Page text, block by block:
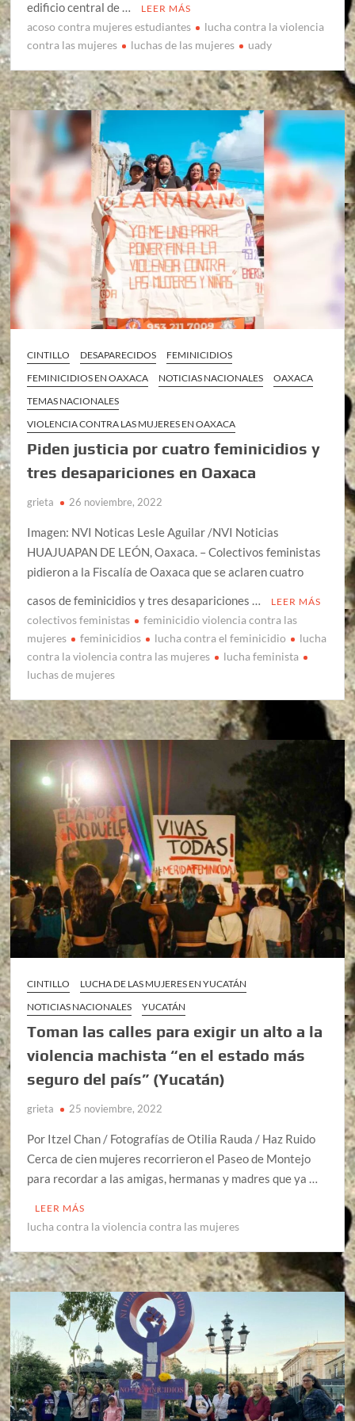
edificio central de … LEER MÁS
acoso contra mujeres estudiantes
lucha contra la violencia
contra las mujeres
luchas de las mujeres uady
CINTILLO DESAPARECIDOS
FEMINICIDIOS
FEMINICIDIOS EN OAXACA
NOTICIAS NACIONALES
OAXACA
TEMAS NACIONALES
VIOLENCIA CONTRA LAS MUJERES EN OAXACA
Piden justicia por cuatro feminicidios y
tres desapariciones en Oaxaca
grieta 26 noviembre, 2022
Imagen: NVI Noticas Lesle Aguilar /NVI Noticias
HUAJUAPAN DE LEÓN, Oaxaca. – Colectivos feministas
pidieron a la Fiscalía de Oaxaca que se aclaren cuatro
casos de feminicidios y tres desapariciones …
LEER MÁS
colectivos feministas
feminicidio violencia contra las
mujeres
feminicidios lucha contra el feminicidio
lucha
contra la violencia contra las mujeres
lucha feminista
luchas de mujeres
CINTILLO
LUCHA DE LAS MUJERES EN YUCATÁN
NOTICIAS NACIONALES
YUCATÁN
Toman las calles para exigir un alto a la
violencia machista “en el estado más
seguro del país” (Yucatán)
grieta 25 noviembre, 2022
Por Itzel Chan / Fotografías de Otilia Rauda / Haz Ruido
Cerca de cien mujeres recorrieron el Paseo de Montejo
para recordar a las amigas, hermanas y madres que ya …
LEER MÁS
lucha contra la violencia contra las mujeres